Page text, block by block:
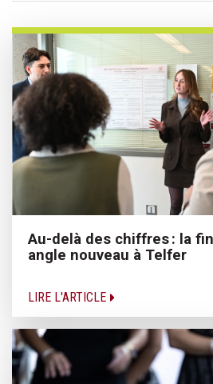
Au-delà des chiffres : la
angle nouveau à Telfer
LIRE L'ARTICLE